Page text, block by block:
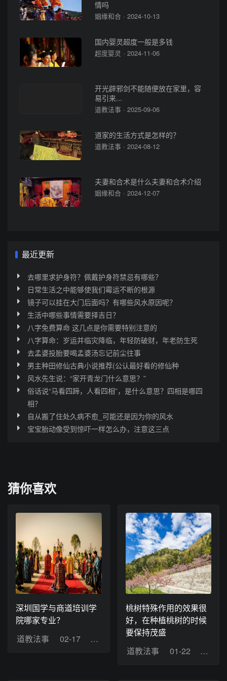
情吗
姻缘和合 · 2024-10-13
国内婴灵超度一般是多钱
超度婴灵 · 2024-11-06
开光辟邪剑不能随便放在家里，容
易引来...
道教法事 · 2025-09-06
道家的生活方式是怎样的？
道教法事 · 2024-08-12
夫妻和合术是什么夫妻和合术介绍
姻缘和合 · 2024-12-07
最近更新
去哪里求护身符？佩戴护身符禁忌有哪些？
日常生活之中能够使我们霉运不断的根源
镜子可以挂在大门后面吗？有哪些风水原因呢？
生活中哪些事情需要择吉日？
八字免费算命 这几点是你需要特别注意的
八字算命：岁运并临灾降临，年轻防破财，年老防生死
去孟婆投胎要喝孟婆汤忘记前尘往事
男主种田修仙古典小说推荐(公认最好看的修仙种
风水先生说：“家开青龙门什么意思？”
俗话说“马看四蹄，人看四相”，是什么意思？四相是哪四
相？
自从搬了住处久病不愈_可能还是因为你的风水
宝宝胎动像受到惊吓一样怎么办，注意这三点
猜你喜欢
深圳国学与商道培训学
院哪家专业？
道教法事
02-17 浏览：9
桃树特殊作用的效果很
好，在种植桃树的时候
要保持茂盛
道教法事
01-22 浏览